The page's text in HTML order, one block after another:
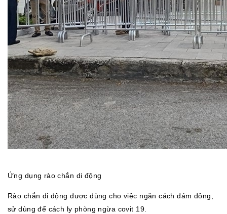
Ứng dụng rào chắn di động
Rào chắn di động được dùng cho việc ngăn cách đám đông,
sử dùng để cách ly phòng ngừa covit 19.